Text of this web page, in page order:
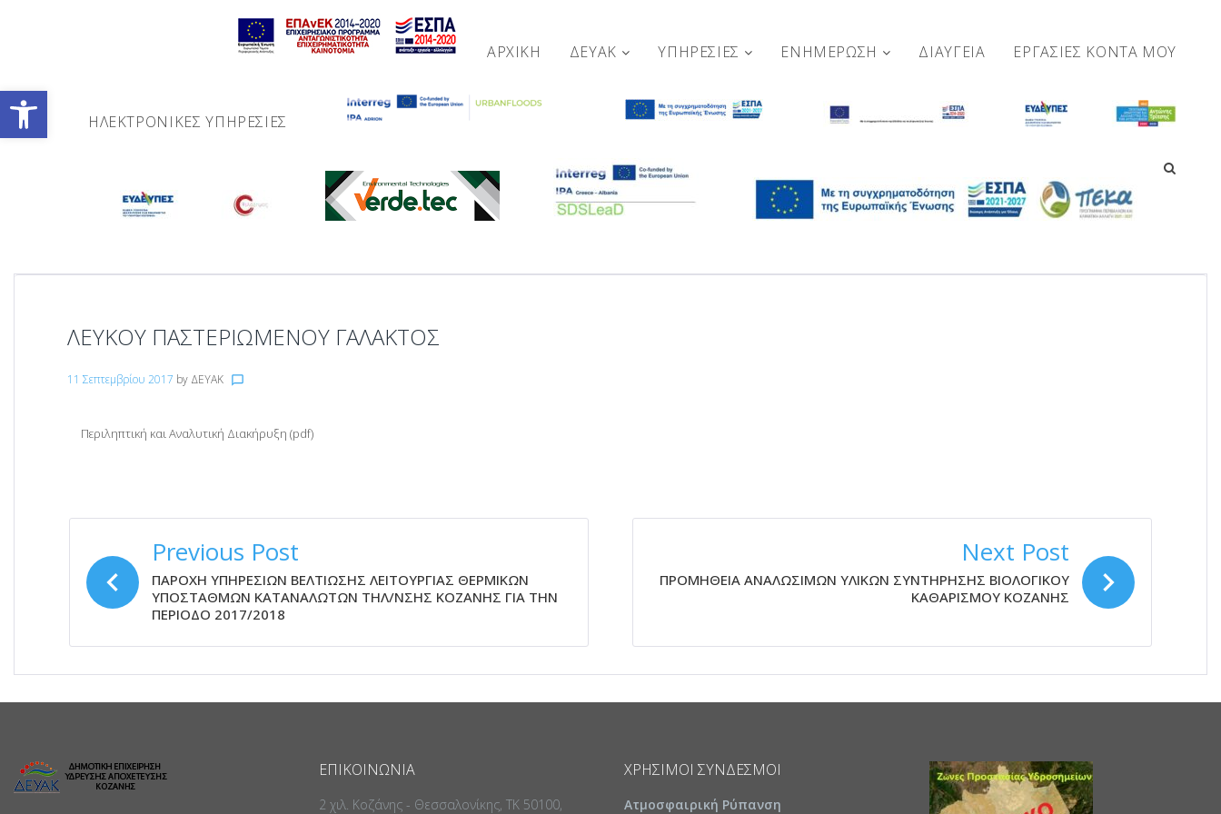
Ανοίξτε τη γραμμή εργαλείων
ΑΡΧΙΚΉ ΔΕΥΑΚ ΥΠΗΡΕΣΙΕΣ ΕΝΗΜΕΡΩΣΗ ΔΙΑΥΓΕΙΑ ΕΡΓΑΣΊΕΣ ΚΟΝΤΆ ΜΟΥ
ΗΛΕΚΤΡΟΝΙΚΈΣ ΥΠΗΡΕΣΊΕΣ
ΛΕΥΚΟΥ ΠΑΣΤΕΡΙΩΜΕΝΟΥ ΓΑΛΑΚΤΟΣ
11 Σεπτεμβρίου 2017 by ΔΕΥΑΚ chat_bubble_outline
Περιληπτική και Αναλυτική Διακήρυξη (pdf)
ΠΛΟΉΓΗΣΗ
ΆΡΘΡΩΝPrevious Post
ΠΑΡΟΧΗ ΥΠΗΡΕΣΙΩΝ ΒΕΛΤΙΩΣΗΣ ΛΕΙΤΟΥΡΓΙΑΣ ΘΕΡΜΙΚΩΝ
ΥΠΟΣΤΑΘΜΩΝ ΚΑΤΑΝΑΛΩΤΩΝ ΤΗΛ/ΝΣΗΣ ΚΟΖΑΝΗΣ ΓΙΑ ΤΗΝ
ΠΕΡΙΟΔΟ 2017/2018
Next Post
ΠΡΟΜΗΘΕΙΑ ΑΝΑΛΩΣΙΜΩΝ ΥΛΙΚΩΝ ΣΥΝΤΗΡΗΣΗΣ ΒΙΟΛΟΓΙΚΟΥ
ΚΑΘΑΡΙΣΜΟΥ ΚΟΖΑΝΗΣ
ΕΠΙΚΟΙΝΩΝΊΑ
2 χιλ. Κοζάνης - Θεσσαλονίκης, ΤΚ 50100,
ΧΡΉΣΙΜΟΙ ΣΎΝΔΕΣΜΟΙ
Ατμοσφαιρική Ρύπανση